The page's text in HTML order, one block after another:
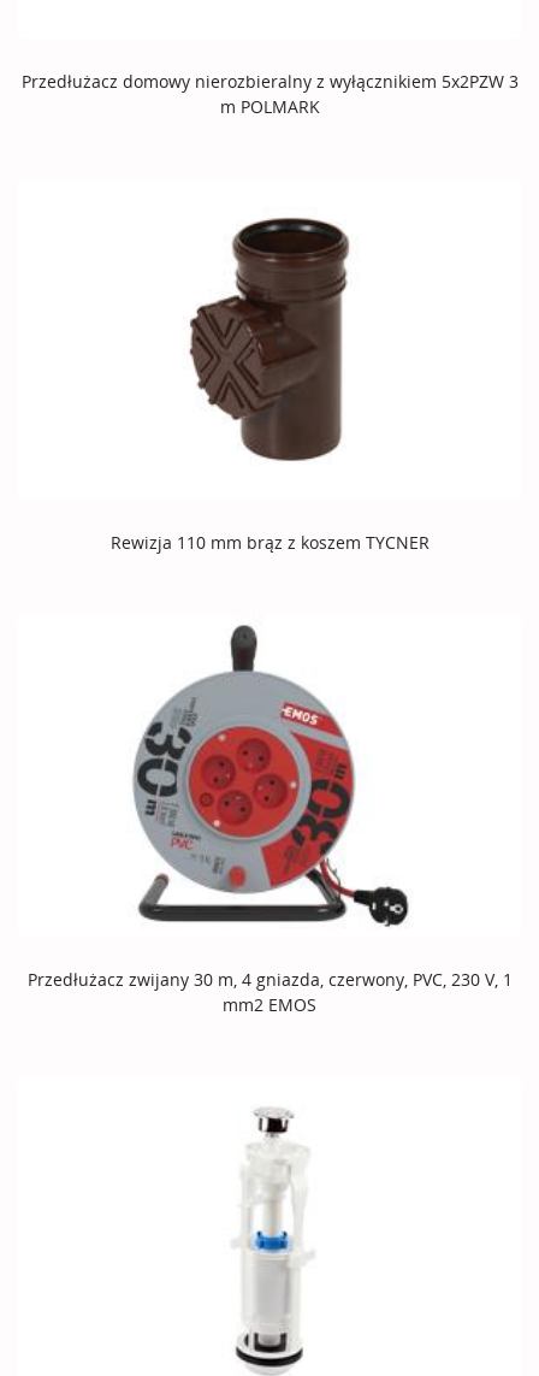
Przedłużacz domowy nierozbieralny z wyłącznikiem 5x2PZW 3
m POLMARK
Rewizja 110 mm brąz z koszem TYCNER
Przedłużacz zwijany 30 m, 4 gniazda, czerwony, PVC, 230 V, 1
mm2 EMOS